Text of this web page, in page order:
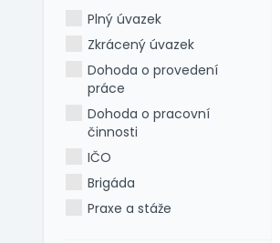
Plný úvazek
Zkrácený úvazek
Dohoda o provedení
práce
Dohoda o pracovní
činnosti
IČO
Brigáda
Praxe a stáže